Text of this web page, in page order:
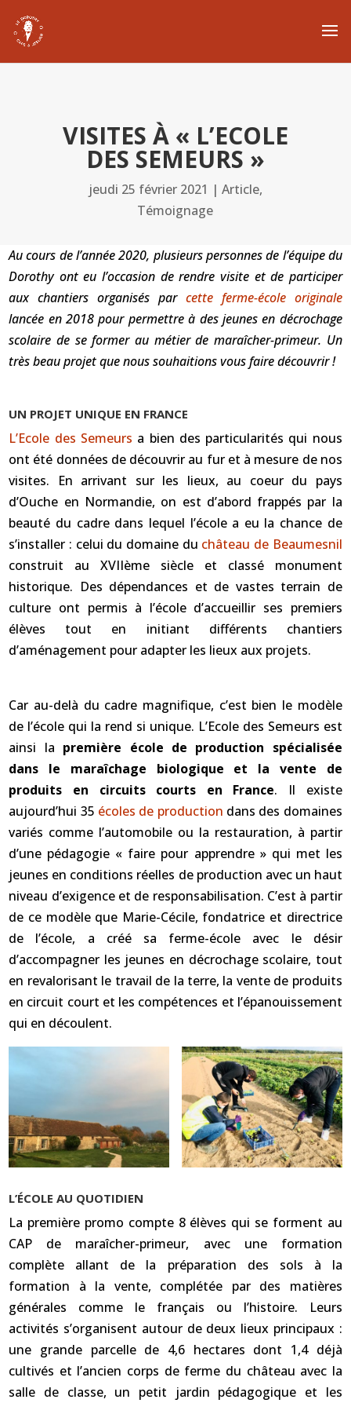
VISITES À « L’ECOLE
DES SEMEURS »
jeudi 25 février 2021 | Article,
Témoignage
Au cours de l’année 2020, plusieurs personnes de l’équipe du
Dorothy ont eu l’occasion de rendre visite et de participer
aux chantiers organisés par cette ferme-école originale
lancée en 2018 pour permettre à des jeunes en décrochage
scolaire de se former au métier de maraîcher-primeur. Un
très beau projet que nous souhaitions vous faire découvrir !
UN PROJET UNIQUE EN FRANCE
L’Ecole des Semeurs a bien des particularités qui nous
ont été données de découvrir au fur et à mesure de nos
visites. En arrivant sur les lieux, au coeur du pays
d’Ouche en Normandie, on est d’abord frappés par la
beauté du cadre dans lequel l’école a eu la chance de
s’installer : celui du domaine du château de Beaumesnil
construit au XVIIème siècle et classé monument
historique. Des dépendances et de vastes terrain de
culture ont permis à l’école d’accueillir ses premiers
élèves tout en initiant différents chantiers
d’aménagement pour adapter les lieux aux projets.
Car au-delà du cadre magnifique, c’est bien le modèle
de l’école qui la rend si unique. L’Ecole des Semeurs est
ainsi la première école de production spécialisée
dans le maraîchage biologique et la vente de
produits en circuits courts en France. Il existe
aujourd’hui 35 écoles de production dans des domaines
variés comme l’automobile ou la restauration, à partir
d’une pédagogie « faire pour apprendre » qui met les
jeunes en conditions réelles de production avec un haut
niveau d’exigence et de responsabilisation. C’est à partir
de ce modèle que Marie-Cécile, fondatrice et directrice
de l’école, a créé sa ferme-école avec le désir
d’accompagner les jeunes en décrochage scolaire, tout
en revalorisant le travail de la terre, la vente de produits
en circuit court et les compétences et l’épanouissement
qui en découlent.
L’ÉCOLE AU QUOTIDIEN
La première promo compte 8 élèves qui se forment au
CAP de maraîcher-primeur, avec une formation
complète allant de la préparation des sols à la
formation à la vente, complétée par des matières
générales comme le français ou l’histoire. Leurs
activités s’organisent autour de deux lieux principaux :
une grande parcelle de 4,6 hectares dont 1,4 déjà
cultivés et l’ancien corps de ferme du château avec la
salle de classe, un petit jardin pédagogique et les